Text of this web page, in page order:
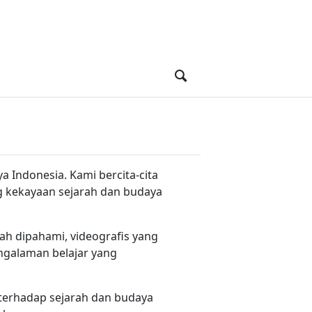
Indonesia. Kami bercita-cita
sejarah dan budaya
dipahami, videografis yang
belajar yang
sejarah dan budaya